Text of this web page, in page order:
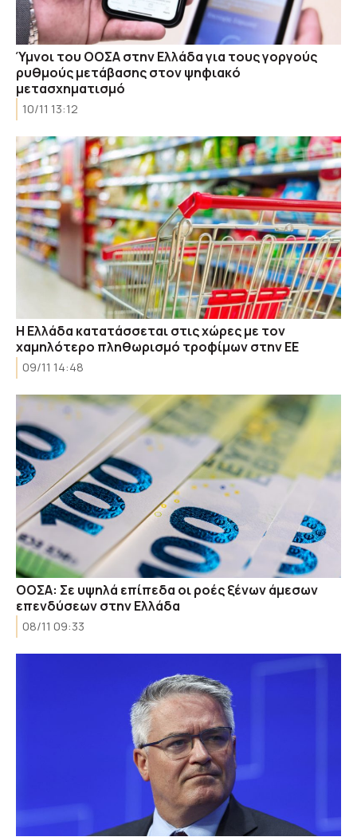
Ύμνοι του ΟΟΣΑ στην Ελλάδα για τους γοργούς
ρυθμούς μετάβασης στον ψηφιακό
μετασχηματισμό
10/11 13:12
Η Ελλάδα κατατάσσεται στις χώρες με τον
χαμηλότερο πληθωρισμό τροφίμων στην ΕΕ
09/11 14:48
ΟΟΣΑ: Σε υψηλά επίπεδα οι ροές ξένων άμεσων
επενδύσεων στην Ελλάδα
08/11 09:33